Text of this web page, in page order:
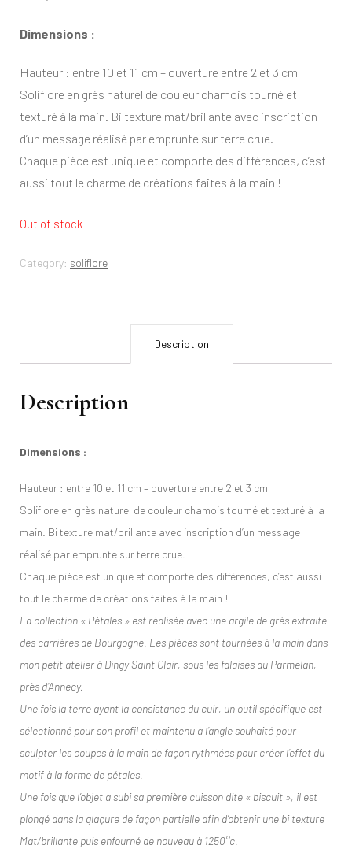
Dimensions :
Hauteur : entre 10 et 11 cm – ouverture entre 2 et 3 cm
Soliflore en grès naturel de couleur chamois tourné et
texturé à la main. Bi texture mat/brillante avec inscription
d’un message réalisé par emprunte sur terre crue.
Chaque pièce est unique et comporte des différences, c’est
aussi tout le charme de créations faites à la main !
Out of stock
Category: soliflore
Description
Description
Dimensions :
Hauteur : entre 10 et 11 cm – ouverture entre 2 et 3 cm
Soliflore en grès naturel de couleur chamois tourné et texturé à la
main. Bi texture mat/brillante avec inscription d’un message
réalisé par emprunte sur terre crue.
Chaque pièce est unique et comporte des différences, c’est aussi
tout le charme de créations faites à la main !
La collection « Pétales » est réalisée avec une argile de grès extraite
des carrières de Bourgogne. Les pièces sont tournées à la main dans
mon petit atelier à Dingy Saint Clair, sous les falaises du Parmelan,
près d’Annecy.
Une fois la terre ayant la consistance du cuir, un outil spécifique est
sélectionné pour son profil et maintenu à l’angle souhaité pour
sculpter les coupes à la main de façon rythmées pour créer l’effet du
motif à la forme de pétales.
Une fois que l’objet a subi sa première cuisson dite « biscuit », il est
plongé dans la glaçure de façon partielle afin d’obtenir une bi texture
Mat/brillante puis enfourné de nouveau à 1250°c.